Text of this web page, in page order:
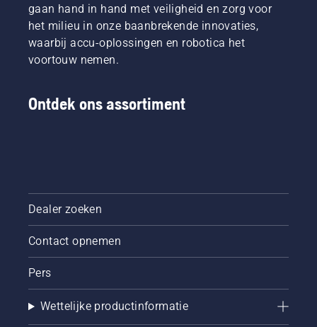
gaan hand in hand met veiligheid en zorg voor
het milieu in onze baanbrekende innovaties,
waarbij accu-oplossingen en robotica het
voortouw nemen.
Ontdek ons assortiment
Dealer zoeken
Contact opnemen
Pers
Wettelijke productinformatie